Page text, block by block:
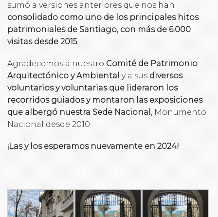
sumó a versiones anteriores que nos han
consolidado como uno de los principales hitos
patrimoniales de Santiago, con más de 6.000
visitas desde 2015.
Agradecemos a nuestro Comité de Patrimonio
Arquitectónico y Ambiental y a sus diversos
voluntarios y voluntarias que lideraron los
recorridos guiados y montaron las exposiciones
que albergó nuestra Sede Nacional , Monumento
Nacional desde 2010.
¡Las y los esperamos nuevamente en 2024!